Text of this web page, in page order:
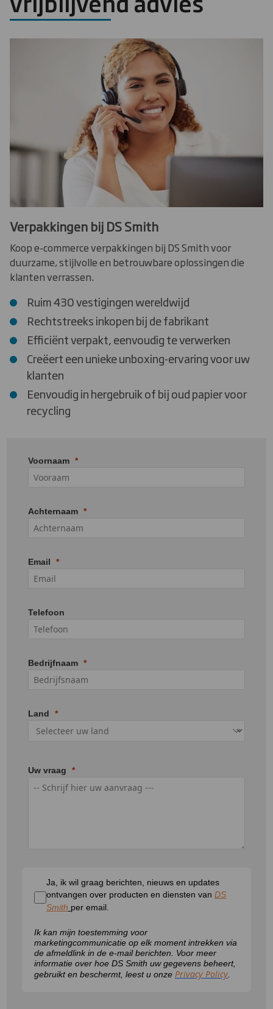
Verpakkingen bij DS Smith
Koop e-commerce verpakkingen bij DS Smith voor
duurzame, stijlvolle en betrouwbare oplossingen die
klanten verrassen.
Ruim 430 vestigingen wereldwijd
Rechtstreeks inkopen bij de fabrikant
Efficiënt verpakt, eenvoudig te verwerken
Creëert een unieke unboxing-ervaring voor uw
klanten
Eenvoudig in hergebruik of bij oud papier voor
recycling
Voornaam
Achternaam
Email
Telefoon
Bedrijfnaam
Land
Uw vraag
Ja, ik wil graag berichten, nieuws en updates
ontvangen over producten en diensten van DS
Smith per email.
Ik kan mijn toestemming voor
marketingcommunicatie op elk moment intrekken via
de afmeldlink in de e-mail berichten. Voor meer
informatie over hoe DS Smith uw gegevens beheert,
gebruikt en beschermt, leest u onze Privacy Policy